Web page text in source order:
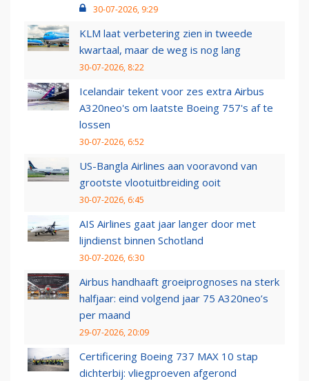
30-07-2026, 9:29
KLM laat verbetering zien in tweede
kwartaal, maar de weg is nog lang
30-07-2026, 8:22
Icelandair tekent voor zes extra Airbus
A320neo's om laatste Boeing 757's af te
lossen
30-07-2026, 6:52
US-Bangla Airlines aan vooravond van
grootste vlootuitbreiding ooit
30-07-2026, 6:45
AIS Airlines gaat jaar langer door met
lijndienst binnen Schotland
30-07-2026, 6:30
Airbus handhaaft groeiprognoses na sterk
halfjaar: eind volgend jaar 75 A320neo’s
per maand
29-07-2026, 20:09
Certificering Boeing 737 MAX 10 stap
dichterbij: vliegproeven afgerond